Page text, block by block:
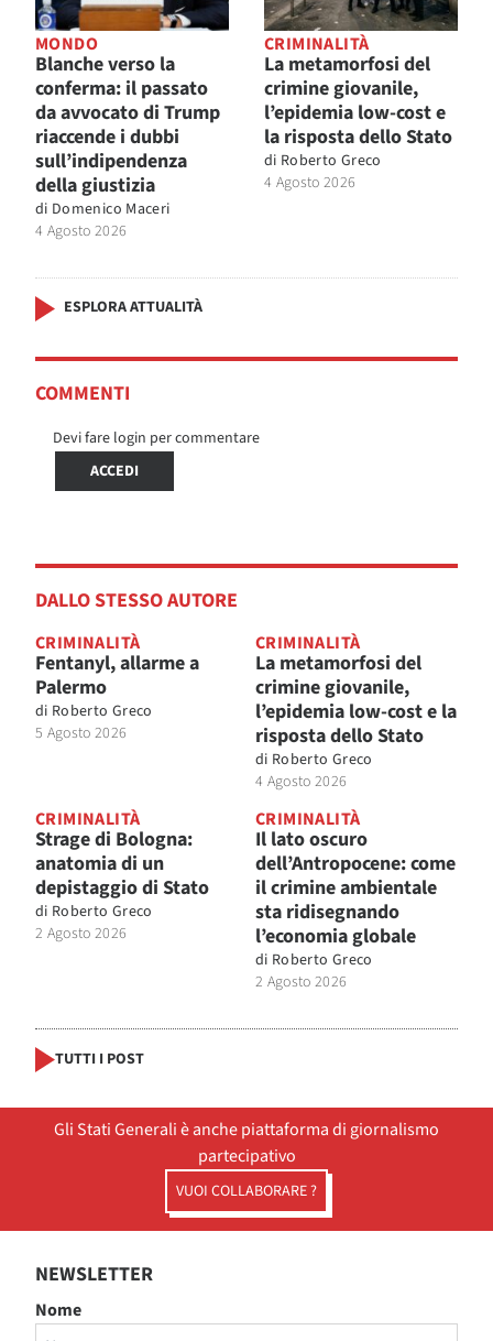
MONDO
Blanche verso la
conferma: il passato
da avvocato di Trump
riaccende i dubbi
sull’indipendenza
della giustizia
di Domenico Maceri
4 Agosto 2026
CRIMINALITÀ
La metamorfosi del
crimine giovanile,
l’epidemia low-cost e
la risposta dello Stato
di Roberto Greco
4 Agosto 2026
ESPLORA ATTUALITÀ
COMMENTI
Devi fare login per commentare
ACCEDI
DALLO STESSO AUTORE
CRIMINALITÀ
Fentanyl, allarme a
Palermo
di Roberto Greco
5 Agosto 2026
CRIMINALITÀ
La metamorfosi del
crimine giovanile,
l’epidemia low-cost e la
risposta dello Stato
di Roberto Greco
4 Agosto 2026
CRIMINALITÀ
Strage di Bologna:
anatomia di un
depistaggio di Stato
di Roberto Greco
2 Agosto 2026
CRIMINALITÀ
Il lato oscuro
dell’Antropocene: come
il crimine ambientale
sta ridisegnando
l’economia globale
di Roberto Greco
2 Agosto 2026
TUTTI I POST
Gli Stati Generali è anche piattaforma di giornalismo
partecipativo
VUOI COLLABORARE ?
NEWSLETTER
Nome